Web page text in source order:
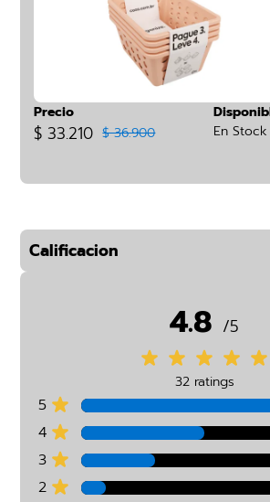
Precio
$ 33.210 $ 36.900
En Stock
Calificacion
4.8 /5
32 ratings
5
4
3
2